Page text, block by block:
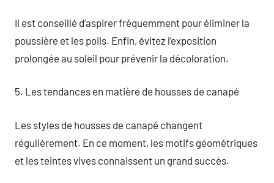
Il est conseillé d’aspirer fréquemment pour éliminer la
poussière et les poils. Enfin, évitez l’exposition
prolongée au soleil pour prévenir la décoloration.
5. Les tendances en matière de housses de canapé
Les styles de housses de canapé changent
régulièrement. En ce moment, les motifs géométriques
et les teintes vives connaissent un grand succès.